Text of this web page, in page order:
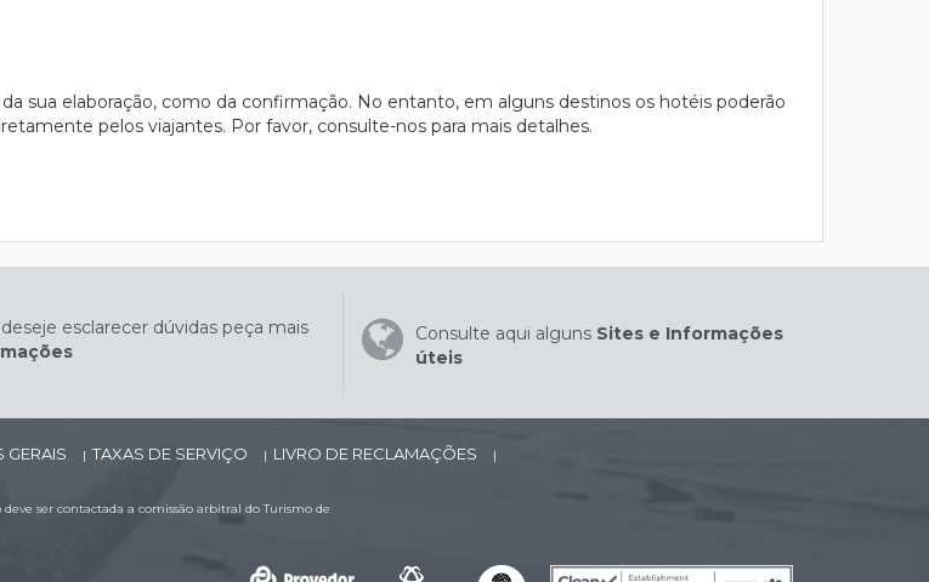
sua elaboração, como da confirmação. No entanto, em alguns destinos os hotéis poderão
pelos viajantes. Por favor, consulte-nos para mais detalhes.
deseje esclarecer dúvidas peça mais
Consulte aqui alguns Sites e Informações
úteis
GERAIS | TAXAS DE SERVIÇO | LIVRO DE RECLAMAÇÕES |
ser contactada a comissão arbitral do Turismo de